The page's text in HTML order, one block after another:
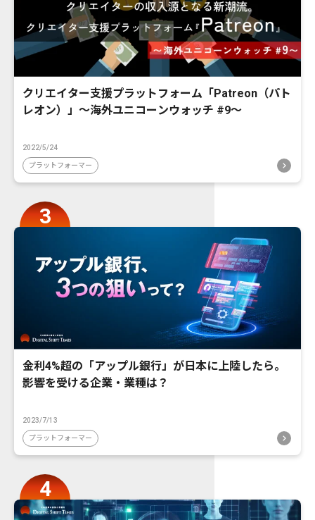
クリエイター支援プラットフォーム「Patreon（パト
レオン）」〜海外ユニコーンウォッチ #9〜
2022/5/24
プラットフォーマー
金利4%超の「アップル銀行」が日本に上陸したら。
影響を受ける企業・業種は？
2023/7/13
プラットフォーマー